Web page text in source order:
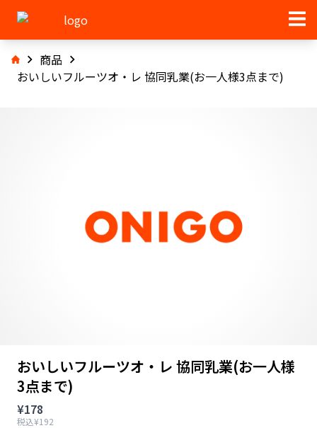
商品
おいしいフルーツオ・レ 協同乳業(お一人様3点まで)
おいしいフルーツオ・レ 協同乳業(お一人様
3点まで)
¥178
税込¥192